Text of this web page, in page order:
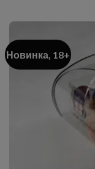
Новинка, 18+